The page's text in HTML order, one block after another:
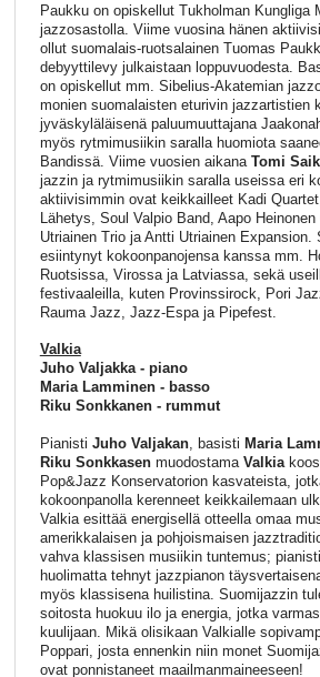
Paukku on opiskellut Tukholman Kungliga
jazzosastolla. Viime vuosina hänen
ollut suomalais-ruotsalainen Tuomas
debyyttilevy julkaistaan loppuvuodesta.
on opiskellut mm. Sibelius-Akatemian
monien suomalaisten eturivin jazzartistien
jyväskyläläisenä paluumuuttajana
myös rytmimusiikin saralla huomiota
Bandissä. Viime vuosien aikana Tomi
jazzin ja rytmimusiikin saralla useissa eri
aktiivisimmin ovat keikkailleet Kadi
Lähetys, Soul Valpio Band, Aapo
Utriainen Trio ja Antti Utriainen Expansion.
esiintynyt kokoonpanojensa kanssa mm.
Ruotsissa, Virossa ja Latviassa, sekä
festivaaleilla, kuten Provinssirock, Pori
Rauma Jazz, Jazz-Espa ja Pipefest.
Valkia
Juho Valjakka - piano
Maria Lamminen - basso
Riku Sonkkanen - rummut
Pianisti Juho Valjakan, basisti Maria
Riku Sonkkasenmuodostama Valkia
Pop&Jazz Konservatorion kasvateista,
kokoonpanolla kerenneet keikkailemaan
Valkia esittää energisellä otteella omaa
amerikkalaisen ja pohjoismaisen
vahva klassisen musiikin tuntemus;
huolimatta tehnyt jazzpianon
myös klassisena huilistina. Suomijazzin
soitosta huokuu ilo ja energia, jotka
kuulijaan. Mikä olisikaan Valkialle
Poppari, josta ennenkin niin monet
ovat ponnistaneet maailmanmaineeseen!